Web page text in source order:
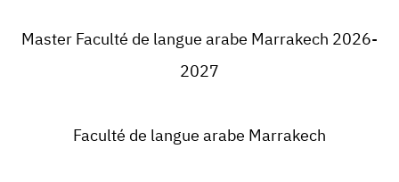
Master Faculté de langue arabe Marrakech 2026-
2027
Faculté de langue arabe Marrakech